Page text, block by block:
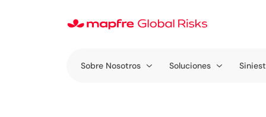
Sobre Nosotros Soluciones